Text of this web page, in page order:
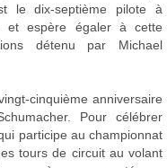
le dix-septième pilote à
et espère égaler à cette
détenu par Michael
cinquième anniversaire
Pour célébrer
participe au championnat
tours de circuit au volant